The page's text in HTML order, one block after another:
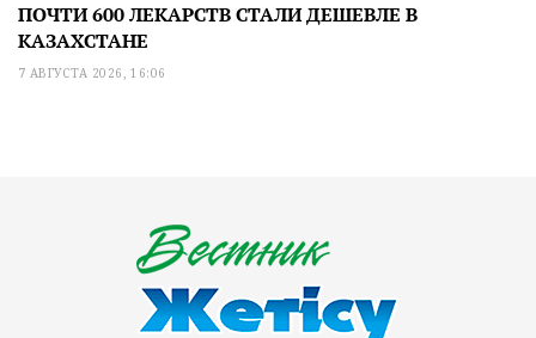
ПОЧТИ 600 ЛЕКАРСТВ СТАЛИ ДЕШЕВЛЕ В
КАЗАХСТАНЕ
7 АВГУСТА 2026, 16:06